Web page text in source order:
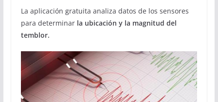
La aplicación gratuita analiza datos de los sensores
para determinar la ubicación y la magnitud del
temblor.